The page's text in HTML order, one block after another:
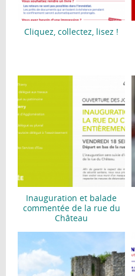
Cliquez, collectez, lisez !
Inauguration et balade
commentée de la rue du
Château